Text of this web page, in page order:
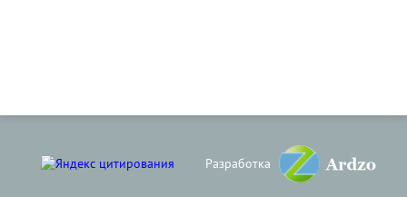
Разработка